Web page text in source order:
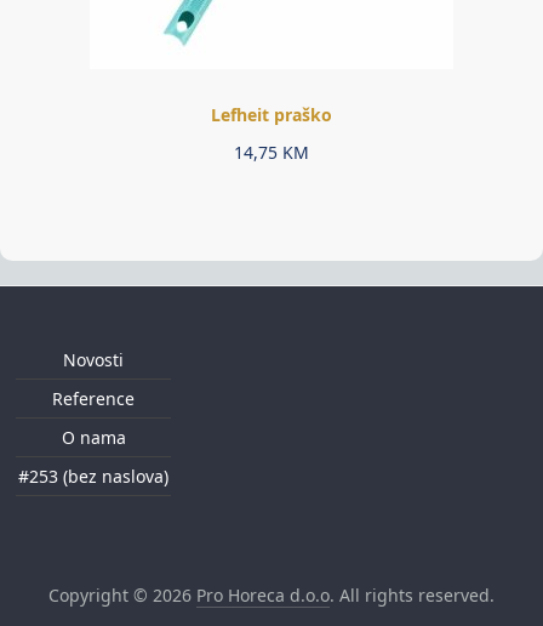
Lefheit praško
14,75 KM
Novosti
Reference
O nama
#253 (bez naslova)
Copyright © 2026 Pro Horeca d.o.o. All rights reserved.